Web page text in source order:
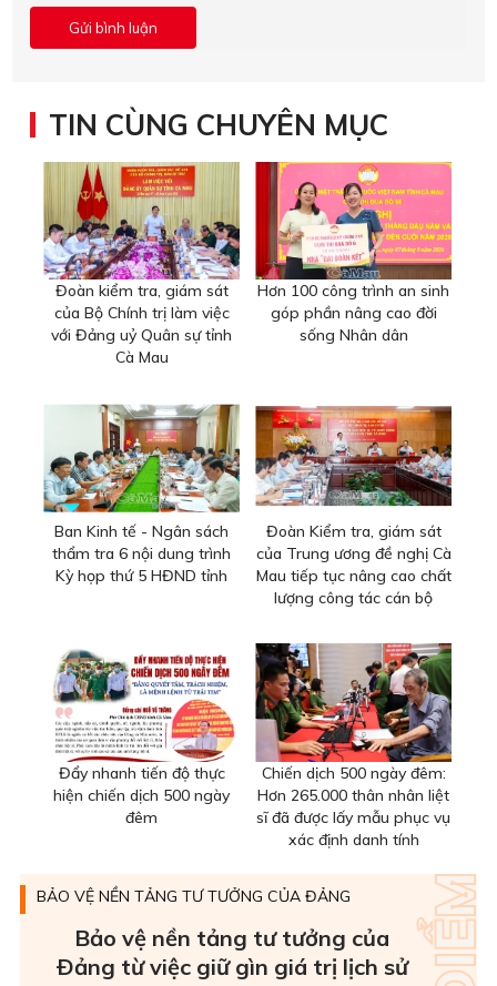
TIN CÙNG CHUYÊN MỤC
Đoàn kiểm tra, giám sát
của Bộ Chính trị làm việc
với Đảng uỷ Quân sự tỉnh
Cà Mau
Hơn 100 công trình an sinh
góp phần nâng cao đời
sống Nhân dân
Ban Kinh tế - Ngân sách
thẩm tra 6 nội dung trình
Kỳ họp thứ 5 HĐND tỉnh
Đoàn Kiểm tra, giám sát
của Trung ương đề nghị Cà
Mau tiếp tục nâng cao chất
lượng công tác cán bộ
Đẩy nhanh tiến độ thực
hiện chiến dịch 500 ngày
đêm
Chiến dịch 500 ngày đêm:
Hơn 265.000 thân nhân liệt
sĩ đã được lấy mẫu phục vụ
xác định danh tính
BẢO VỆ NỀN TẢNG TƯ TƯỞNG CỦA ĐẢNG
Bảo vệ nền tảng tư tưởng của
Ðảng từ việc giữ gìn giá trị lịch sử